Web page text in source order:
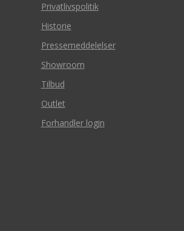
Privatlivspolitik
Historie
Pressemeddelelser
Showroom
Tilbud
Outlet
Forhandler login